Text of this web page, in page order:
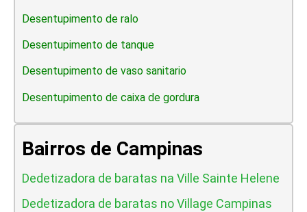
Desentupimento de ralo
Desentupimento de tanque
Desentupimento de vaso sanitario
Desentupimento de caixa de gordura
Bairros de Campinas
Dedetizadora de baratas na Ville Sainte Helene
Dedetizadora de baratas no Village Campinas